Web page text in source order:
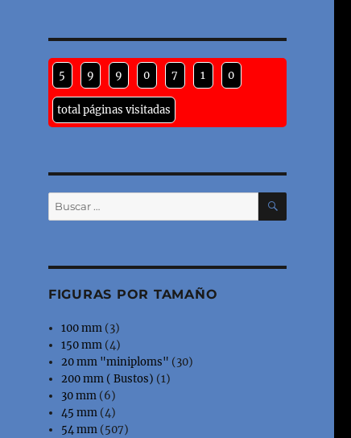
5 9 9 0 7 1 0
total páginas visitadas
Buscar
por:
BUSCAR
FIGURAS POR TAMAÑO
100 mm (3)
150 mm (4)
20 mm "miniploms" (30)
200 mm ( Bustos) (1)
30 mm (6)
45 mm (4)
54 mm (507)